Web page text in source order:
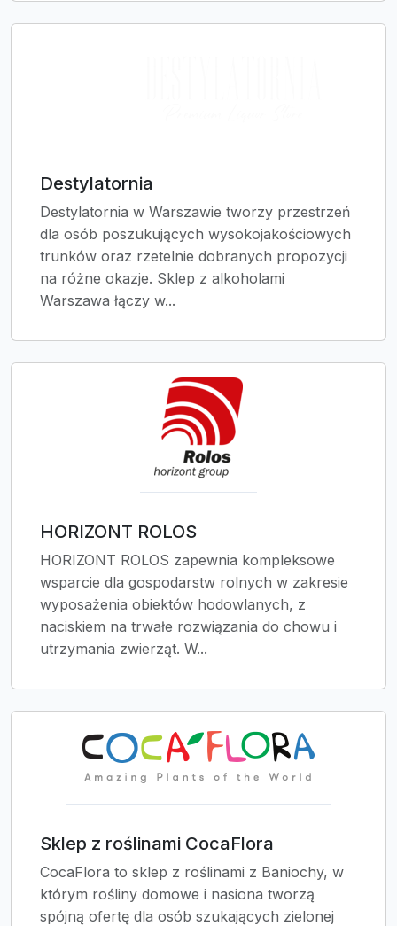
Destylatornia
Destylatornia w Warszawie tworzy przestrzeń
dla osób poszukujących wysokojakościowych
trunków oraz rzetelnie dobranych propozycji
na różne okazje. Sklep z alkoholami
Warszawa łączy w...
HORIZONT ROLOS
HORIZONT ROLOS zapewnia kompleksowe
wsparcie dla gospodarstw rolnych w zakresie
wyposażenia obiektów hodowlanych, z
naciskiem na trwałe rozwiązania do chowu i
utrzymania zwierząt. W...
Sklep z roślinami CocaFlora
CocaFlora to sklep z roślinami z Baniochy, w
którym rośliny domowe i nasiona tworzą
spójną ofertę dla osób szukających zielonej